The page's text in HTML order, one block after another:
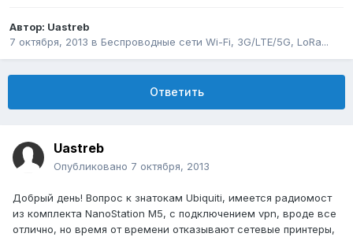
Автор: Uastreb
7 октября, 2013 в Беспроводные сети Wi-Fi, 3G/LTE/5G, LoRa...
Ответить
Uastreb
Опубликовано 7 октября, 2013
Добрый день! Вопрос к знатокам Ubiquiti, имеется радиомост
из комплекта NanoStation M5, с подключением vpn, вроде все
отлично, но время от времени отказывают сетевые принтеры,